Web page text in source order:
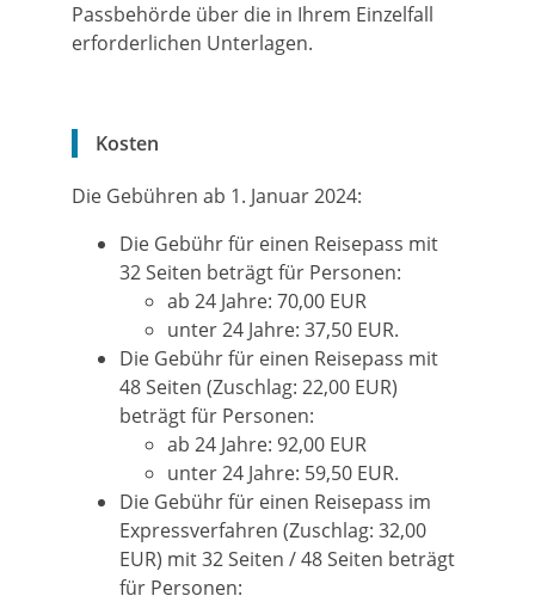
Passbehörde über die in Ihrem Einzelfall
erforderlichen Unterlagen.
Kosten
Die Gebühren ab 1. Januar 2024:
Die Gebühr für einen Reisepass mit
32 Seiten beträgt für Personen:
ab 24 Jahre: 70,00 EUR
unter 24 Jahre: 37,50 EUR.
Die Gebühr für einen Reisepass mit
48 Seiten (Zuschlag: 22,00 EUR)
beträgt für Personen:
ab 24 Jahre: 92,00 EUR
unter 24 Jahre: 59,50 EUR.
Die Gebühr für einen Reisepass im
Expressverfahren (Zuschlag: 32,00
EUR) mit 32 Seiten / 48 Seiten beträgt
für Personen: